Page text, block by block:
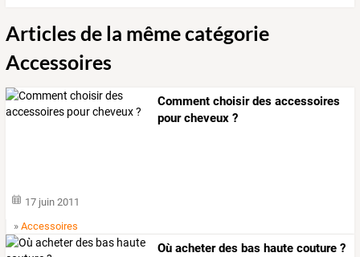
Articles de la même catégorie
Accessoires
Comment choisir des accessoires
pour cheveux ?
17 juin 2011
»Accessoires
Où acheter des bas haute couture ?